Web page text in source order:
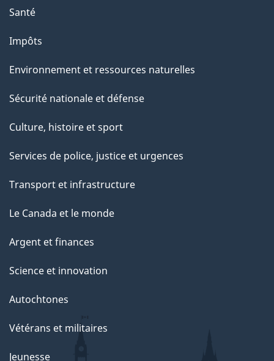
Santé
Impôts
Environnement et ressources naturelles
Sécurité nationale et défense
Culture, histoire et sport
Services de police, justice et urgences
Transport et infrastructure
Le Canada et le monde
Argent et finances
Science et innovation
Autochtones
Vétérans et militaires
Jeunesse